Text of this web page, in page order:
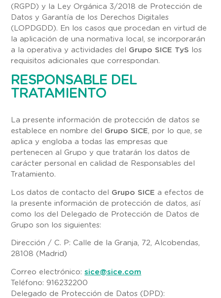
(RGPD) y la Ley Orgánica 3/2018 de Protección de
Datos y Garantía de los Derechos Digitales
(LOPDGDD). En los casos que procedan en virtud de
la aplicación de una normativa local, se incorporarán
a la operativa y actividades del Grupo SICE TyS
los
requisitos adicionales que correspondan.
RESPONSABLE DEL
TRATAMIENTO
La presente información de protección de datos se
establece en nombre del Grupo SICE, por lo que, se
aplica y engloba a todas las empresas que
pertenecen al Grupo y que tratarán los datos de
carácter personal en calidad de Responsables del
Tratamiento.
Los datos de contacto del Grupo SICE a efectos de
la presente información de protección de datos, así
como los del Delegado de Protección de Datos de
Grupo son los siguientes:
Dirección / C. P: Calle de la Granja, 72, Alcobendas,
28108 (Madrid)
Correo electrónico:sice@sice.com
Teléfono: 916232200
Delegado de Protección de Datos (DPD):